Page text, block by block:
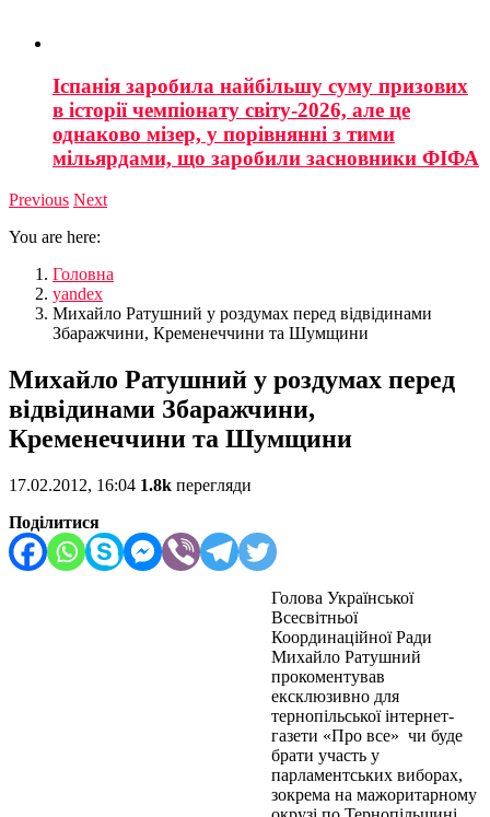
Іспанія заробила найбільшу суму призових
в історії чемпіонату світу-2026, але це
однаково мізер, у порівнянні з тими
мільярдами, що заробили засновники ФІФА
Previous Next
You are here:
Головна
yandex
Михайло Ратушний у роздумах перед відвідинами
Збаражчини, Кременеччини та Шумщини
Михайло Ратушний у роздумах перед
відвідинами Збаражчини,
Кременеччини та Шумщини
17.02.2012, 16:04 1.8k перегляди
Поділитися
Голова Української
Всесвітньої
Координаційної Ради
Михайло Ратушний
прокоментував
ексклюзивно для
тернопільської інтернет-
газети «Про все» чи буде
брати участь у
парламентських виборах,
зокрема на мажоритарному